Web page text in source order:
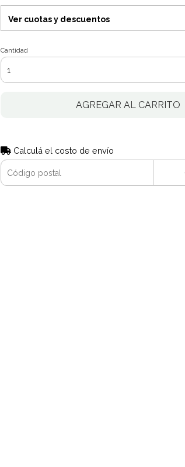
Ver cuotas y descuentos
Cantidad
AGREGAR AL CARRITO
Calculá el costo de envío